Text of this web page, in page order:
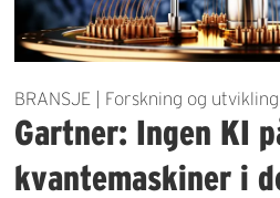
BRANSJE | Forskning og utvikling
Gartner: Ingen KI
kvantemaskiner i